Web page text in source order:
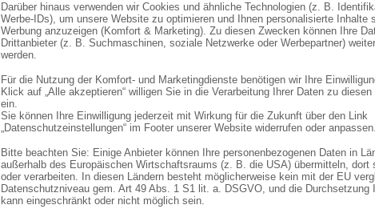
Darüber hinaus verwenden wir Cookies und ähnliche Technologien (z. B.
Werbe-IDs), um unsere Website zu optimieren und Ihnen personalisierte Inhalte
Werbung anzuzeigen (Komfort & Marketing). Zu diesen Zwecken können Ihre
Drittanbieter (z. B. Suchmaschinen, soziale Netzwerke oder Werbepartner)
werden.
Für die Nutzung der Komfort- und Marketingdienste benötigen wir Ihre
Klick auf „Alle akzeptieren“ willigen Sie in die Verarbeitung Ihrer Daten zu
ein.
Sie können Ihre Einwilligung jederzeit mit Wirkung für die Zukunft über den Link
„Datenschutzeinstellungen“ im Footer unserer Website widerrufen oder anpassen.
Bitte beachten Sie: Einige Anbieter können Ihre personenbezogenen Daten in
außerhalb des Europäischen Wirtschaftsraums (z. B. die USA) übermitteln, dort
oder verarbeiten. In diesen Ländern besteht möglicherweise kein mit der EU
Datenschutzniveau gem. Art 49 Abs. 1 S1 lit. a. DSGVO, und die Durchsetzung
kann eingeschränkt oder nicht möglich sein.